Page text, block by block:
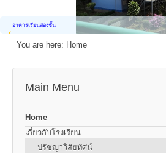
อาคารเรียนสองชั้น
You are here: Home
Main Menu
Home
เกี่ยวกับโรงเรียน
ปรัชญาวิสัยทัศน์